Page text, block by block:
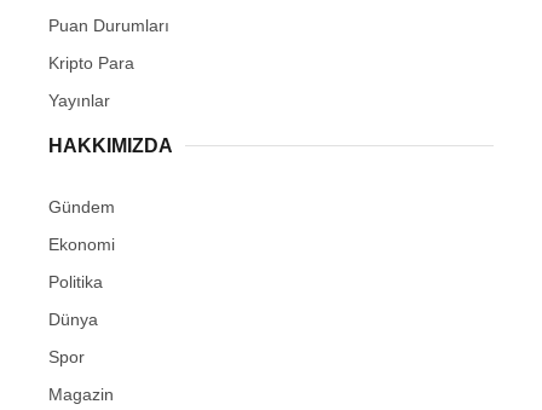
Puan Durumları
Kripto Para
Yayınlar
HAKKIMIZDA
Gündem
Ekonomi
Politika
Dünya
Spor
Magazin